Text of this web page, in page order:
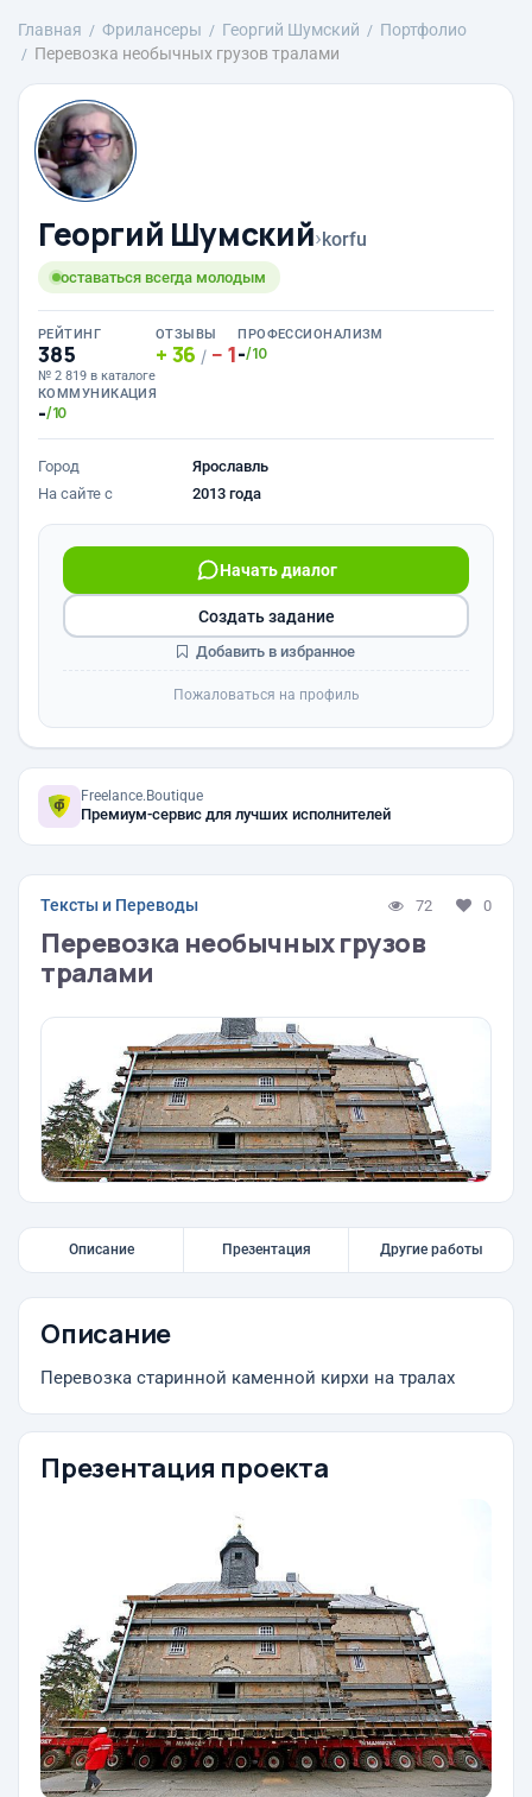
Главная Фрилансеры Георгий Шумский
Портфолио
Перевозка необычных грузов тралами
Георгий Шумский›korfu
оставаться всегда молодым
РЕЙТИНГ
385
№ 2 819 в каталоге
ОТЗЫВЫ
36 / 1
ПРОФЕССИОНАЛИЗМ
-/10
КОММУНИКАЦИЯ
-/10
Город
Ярославль
На сайте с
2013 года
Начать диалог
Создать задание
Добавить в избранное
Пожаловаться на профиль
Freelance.Boutique
Премиум-сервис для лучших исполнителей
Тексты и Переводы 72 0
Перевозка необычных грузов
тралами
Описание Презентация Другие работы
Описание
Перевозка старинной каменной кирхи на тралах
Презентация проекта